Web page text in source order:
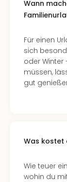
Wann
Für einen
sich
oder Winter
müssen,
gut
Was kostet
Wie teuer
wohin du